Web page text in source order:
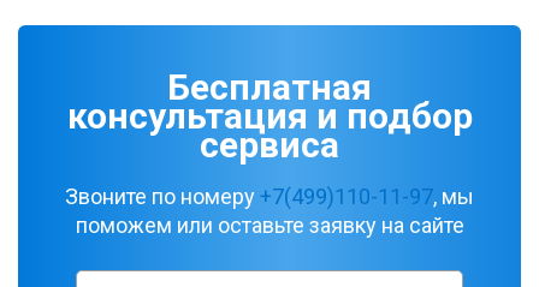
Бесплатная
консультация и подбор
сервиса
Звоните по номеру+7(499)110-11-97, мы
поможем или оставьте заявку на сайте